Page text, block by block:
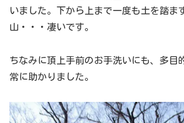
いました。下から上まで一度も土を踏ま
山・・・凄いです。
ちなみに頂上手前のお手洗いにも、多目
常に助かりました。